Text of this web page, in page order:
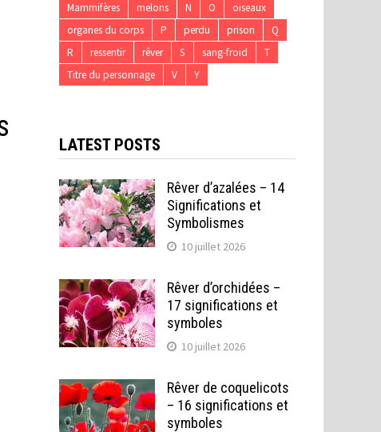
Mammifères
melons N O
oiseaux
organes du corps
P perdu prison
Q
R
ressentir rêver S sang-froid
T
Titre du personnage
V Y
LATEST POSTS
Rêver d’azalées – 14
Significations et
Symbolismes
10 juillet 2026
Rêver d’orchidées –
17 significations et
symboles
10 juillet 2026
Rêver de coquelicots
– 16 significations et
symboles